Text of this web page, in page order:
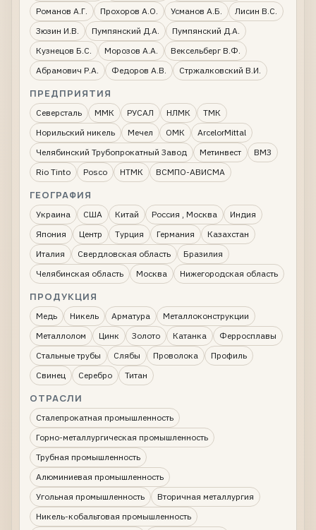
Романов А.Г.
Прохоров А.О. Усманов А.Б.
Лисин В.С.
Зюзин И.В.
Пумпянский Д.А.
Пумпянский Д.А.
Кузнецов Б.С.
Морозов А.А.
Вексельберг В.Ф.
Абрамович Р.А.
Федоров А.В. Стржалковский В.И.
ПРЕДПРИЯТИЯ
Северсталь ММК РУСАЛ НЛМК
ТМК
Норильский никель
Мечел ОМК
ArcelorMittal
Челябинский Трубопрокатный Завод
Метинвест
ВМЗ
Rio Tinto
Posco НТМК ВСМПО-АВИСМА
ГЕОГРАФИЯ
Украина США Китай Россия , Москва
Индия
Япония
Центр Турция Германия
Казахстан
Италия
Свердловская область
Бразилия
Челябинская область
Москва Нижегородская область
ПРОДУКЦИЯ
Медь Никель Арматура
Металлоконструкции
Металлолом
Цинк Золото Катанка
Ферросплавы
Стальные трубы
Слябы Проволока
Профиль
Свинец
Серебро Титан
ОТРАСЛИ
Сталепрокатная промышленность
Горно-металлургическая промышленность
Трубная промышленность
Алюминиевая промышленность
Угольная промышленность
Вторичная металлургия
Никель-кобальтовая промышленность